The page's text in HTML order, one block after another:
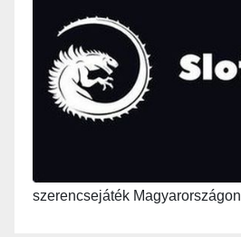
szerencsejáték Magyarországon